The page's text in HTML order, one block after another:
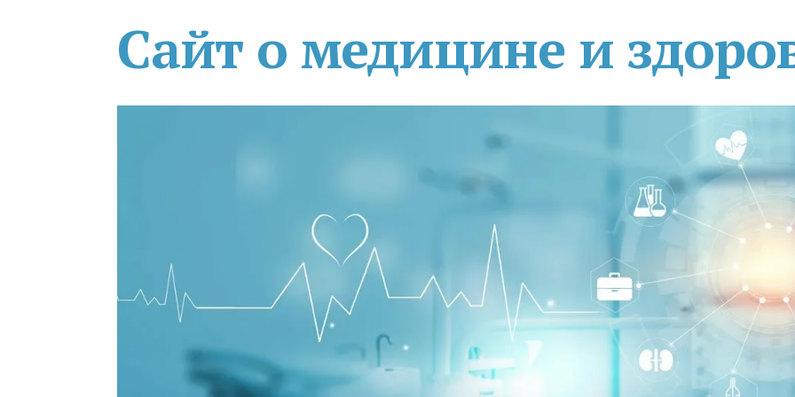
Сайт о медицине и